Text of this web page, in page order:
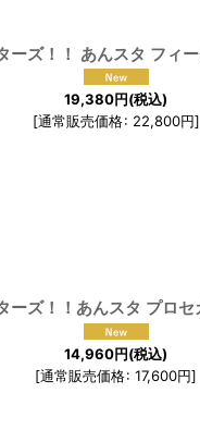
[191493
19,380円(税込)
[通常販売価格: 22,800円]
14,960円(税込)
[通常販売価格: 17,600円]